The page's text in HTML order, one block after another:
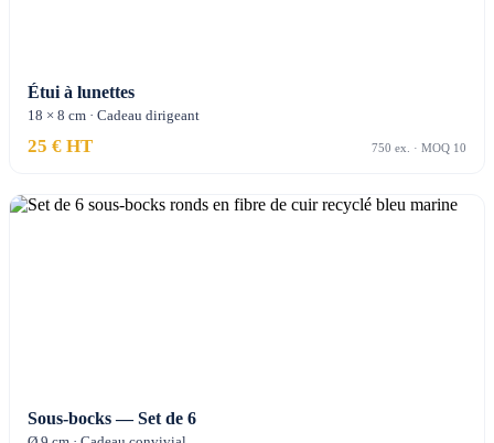
Étui à lunettes
18 × 8 cm · Cadeau dirigeant
25 € HT 750 ex. · MOQ 10
Sous-bocks — Set de 6